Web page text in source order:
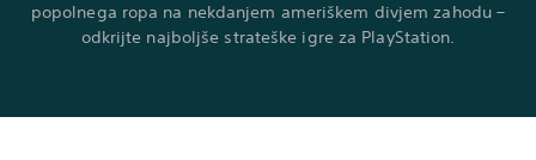
popolnega ropa na nekdanjem ameriškem divjem zahodu –
odkrijte najboljše strateške igre za PlayStation.